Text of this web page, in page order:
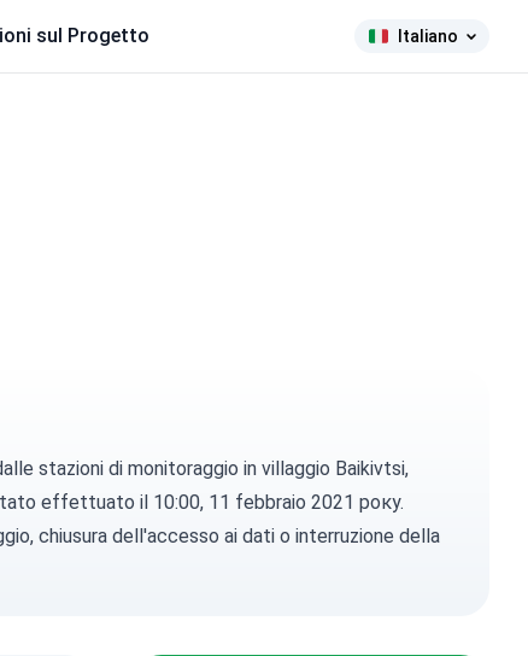
sul Progetto Italiano
stazioni di monitoraggio in villaggio Baikivtsi,
effettuato il 10:00, 11 febbraio 2021 року.
chiusura dell'accesso ai dati o interruzione della